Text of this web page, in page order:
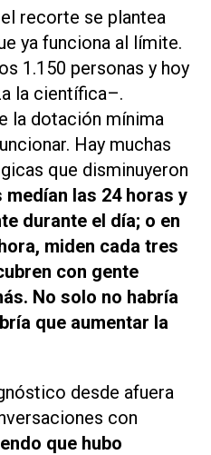
recorte se plantea
ya funciona al límite.
1.150 personas y hoy
la científica–.
la dotación mínima
Hay muchas
que disminuyeron
medían las 24 horas y
durante el día; o en
miden cada tres
con gente
No solo no habría
que aumentar la
desde afuera
con
que hubo